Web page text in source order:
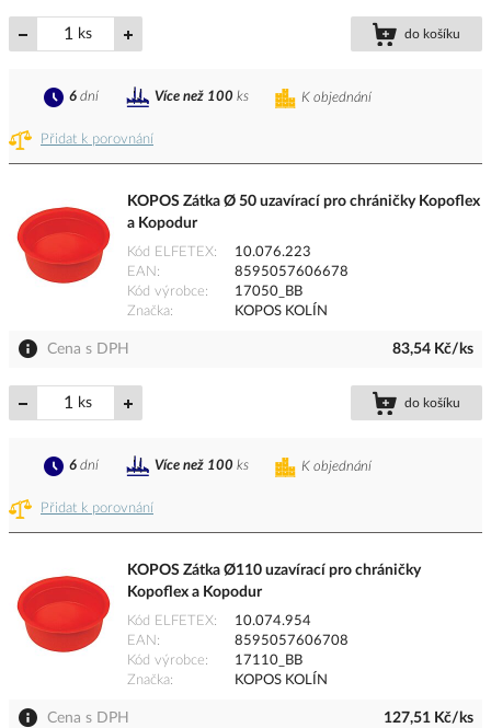
ks do košíku
Přidat k porovnání
K objednání
6 dní Více než 100 ks
KOPOS Zátka Ø 50 uzavírací pro chráničky Kopoflex
a Kopodur
Kód ELFETEX
10.076.223
EAN
8595057606678
Kód výrobce
17050_BB
Značka
KOPOS KOLÍN
Cena s DPH 83,54 Kč/ks
ks do košíku
Přidat k porovnání
K objednání
6 dní Více než 100 ks
KOPOS Zátka Ø110 uzavírací pro chráničky
Kopoflex a Kopodur
Kód ELFETEX
10.074.954
EAN
8595057606708
Kód výrobce
17110_BB
Značka
KOPOS KOLÍN
Cena s DPH 127,51 Kč/ks